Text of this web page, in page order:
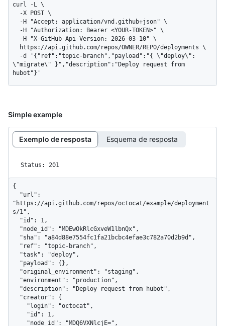
curl -L \
\"migrate\" }","description":"Deploy request from
hubot"}'
Simple example
Exemplo de resposta Esquema de resposta
Status: 201
{
"https://api.github.com/repos/octocat/example/deployment
s/1",